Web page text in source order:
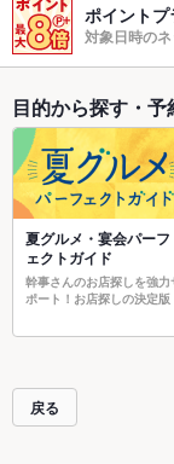
ポイント
対象日時の
目的から探す・予
夏グルメ・宴会パーフ
ェクトガイド
幹事さんのお店探しを強力
ポート！お店探しの決定版
戻る